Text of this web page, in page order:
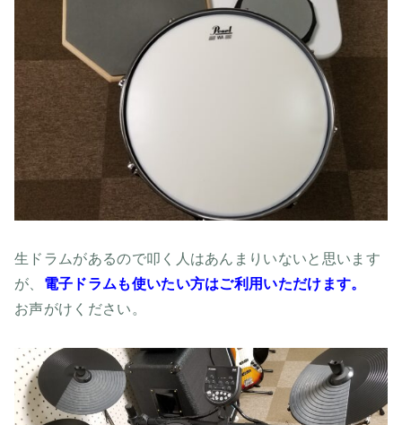
生ドラムがあるので叩く人はあんまりいないと思います
が、 電子ドラムも使いたい方はご利用いただけます。
お声がけください。